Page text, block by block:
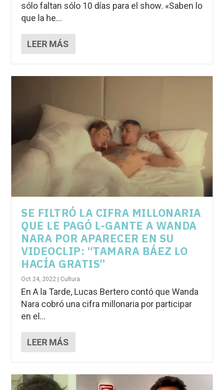
sólo faltan sólo 10 días para el show. «Saben lo
que la he...
LEER MÁS
SE FILTRÓ LA CIFRA MILLONARIA
QUE LE PAGÓ L-GANTE A WANDA
NARA POR APARECER EN SU
VIDEOCLIP: “TAMARA BÁEZ LO
HACÍA GRATIS”
Oct 24, 2022 | Cultura
En A la Tarde, Lucas Bertero contó que Wanda
Nara cobró una cifra millonaria por participar
en el...
LEER MÁS